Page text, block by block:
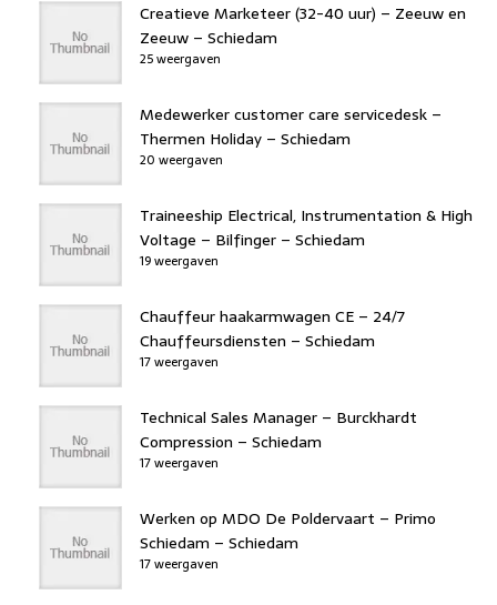
Creatieve Marketeer (32-40 uur) – Zeeuw en
Zeeuw – Schiedam
25 weergaven
Medewerker customer care servicedesk –
Thermen Holiday – Schiedam
20 weergaven
Traineeship Electrical, Instrumentation & High
Voltage – Bilfinger – Schiedam
19 weergaven
Chauffeur haakarmwagen CE – 24/7
Chauffeursdiensten – Schiedam
17 weergaven
Technical Sales Manager – Burckhardt
Compression – Schiedam
17 weergaven
Werken op MDO De Poldervaart – Primo
Schiedam – Schiedam
17 weergaven